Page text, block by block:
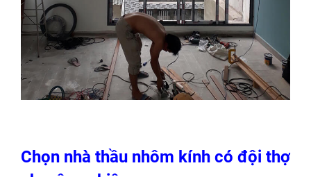
Chọn nhà thầu nhôm kính có đội thợ